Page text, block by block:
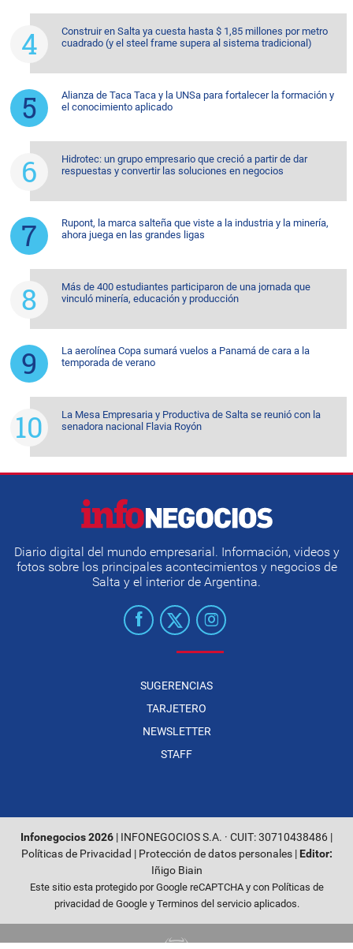
Construir en Salta ya cuesta hasta $ 1,85 millones por metro
cuadrado (y el steel frame supera al sistema tradicional)
Alianza de Taca Taca y la UNSa para fortalecer la formación y
el conocimiento aplicado
Hidrotec: un grupo empresario que creció a partir de dar
respuestas y convertir las soluciones en negocios
Rupont, la marca salteña que viste a la industria y la minería,
ahora juega en las grandes ligas
Más de 400 estudiantes participaron de una jornada que
vinculó minería, educación y producción
La aerolínea Copa sumará vuelos a Panamá de cara a la
temporada de verano
La Mesa Empresaria y Productiva de Salta se reunió con la
senadora nacional Flavia Royón
Diario digital del mundo empresarial. Información, videos y
fotos sobre los principales acontecimientos y negocios de
Salta y el interior de Argentina.
SUGERENCIAS
TARJETERO
NEWSLETTER
STAFF
Infonegocios 2026 | INFONEGOCIOS S.A. · CUIT: 30710438486 |
Políticas de Privacidad | Protección de datos personales| Editor:
Iñigo Biain
Este sitio esta protegido por Google reCAPTCHA y con Políticas de
privacidad de Googley Terminos del servicioaplicados.